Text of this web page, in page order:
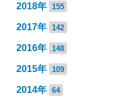
2018年 155
2017年 142
2016年 148
2015年 109
2014年 64